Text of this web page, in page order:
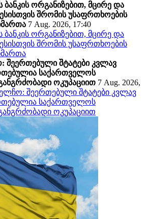
ორგანიზებით, მცირე და
შრომის უსაფრთხოების
7 Aug. 2026, 17:40
ორგანიზებით, მცირე და
შრომის უსაფრთხოების
შეერთებული შტატები კვლავ
საქართველოს
ოკუპაციით 7 Aug. 2026,
შეერთებული შტატები კვლავ
საქართველოს
ოკუპაციით